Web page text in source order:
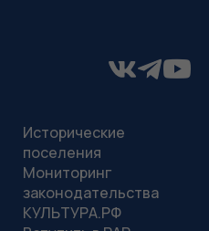
Исторические
поселения
Мониторинг
законодательства
КУЛЬТУРА.РФ